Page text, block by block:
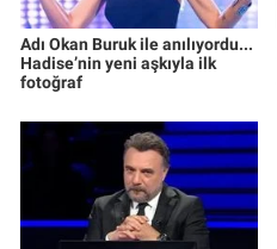
Adı Okan Buruk ile anılıyordu...
Hadise’nin yeni aşkıyla ilk
fotoğraf